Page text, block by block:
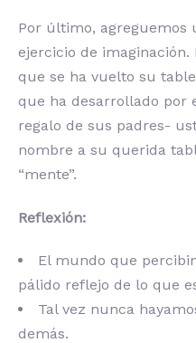
Por último, agreguemos
ejercicio de
que se ha vuelto su
que ha desarrollado
regalo de sus padres-
nombre a su querida
“mente”.
Reflexión:
El mundo que
pálido reflejo de lo que
Tal vez nunca
demás.